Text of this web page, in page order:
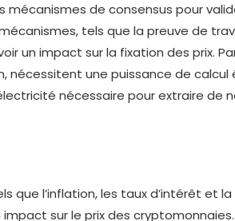
mécanismes de consensus pour
tels que la preuve de
un impact sur la fixation des prix.
nécessitent une puissance de calcul
nécessaire pour extraire de
que l’inflation, les taux d’intérêt et
sur le prix des